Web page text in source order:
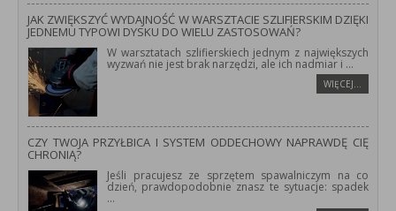
JAK ZWIĘKSZYĆ WYDAJNOŚĆ W WARSZTACIE SZLIFIERSKIM DZIĘKI
JEDNEMU TYPOWI DYSKU DO WIELU ZASTOSOWAŃ?
W warsztatach szlifierskiech jednym z największych
wyzwań nie jest brak narzędzi, ale ich nadmiar i ...
WIĘCEJ…
CZY TWOJA PRZYŁBICA I SYSTEM ODDECHOWY NAPRAWDĘ CIĘ
CHRONIĄ?
Jeśli pracujesz ze sprzętem spawalniczym na co
dzień, prawdopodobnie znasz te sytuacje: spadek
...